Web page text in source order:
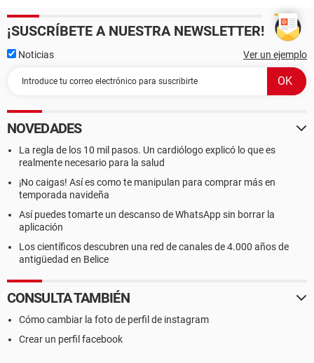
¡SUSCRÍBETE A NUESTRA NEWSLETTER!
Noticias Ver un ejemplo
NOVEDADES
La regla de los 10 mil pasos. Un cardiólogo explicó lo que es
realmente necesario para la salud
¡No caigas! Así es como te manipulan para comprar más en
temporada navideña
Así puedes tomarte un descanso de WhatsApp sin borrar la
aplicación
Los científicos descubren una red de canales de 4.000 años de
antigüedad en Belice
CONSULTA TAMBIÉN
Cómo cambiar la foto de perfil de instagram
Crear un perfil facebook